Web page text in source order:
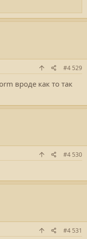
#4 529
вроде как то так
#4 530
#4 531